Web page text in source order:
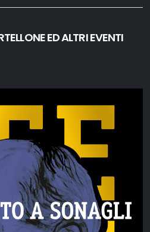
ED ALTRI EVENTI